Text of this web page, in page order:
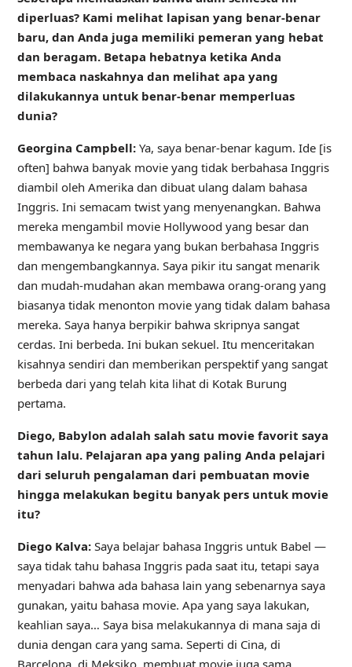
diperluas? Kami melihat lapisan yang benar-benar
baru, dan Anda juga memiliki pemeran yang hebat
dan beragam. Betapa hebatnya ketika Anda
membaca naskahnya dan melihat apa yang
dilakukannya untuk benar-benar memperluas
dunia?
Georgina Campbell: Ya, saya benar-benar kagum. Ide [is
often] bahwa banyak movie yang tidak berbahasa Inggris
diambil oleh Amerika dan dibuat ulang dalam bahasa
Inggris. Ini semacam twist yang menyenangkan. Bahwa
mereka mengambil movie Hollywood yang besar dan
membawanya ke negara yang bukan berbahasa Inggris
dan mengembangkannya. Saya pikir itu sangat menarik
dan mudah-mudahan akan membawa orang-orang yang
biasanya tidak menonton movie yang tidak dalam bahasa
mereka. Saya hanya berpikir bahwa skripnya sangat
cerdas. Ini berbeda. Ini bukan sekuel. Itu menceritakan
kisahnya sendiri dan memberikan perspektif yang sangat
berbeda dari yang telah kita lihat di Kotak Burung
pertama.
Diego, Babylon adalah salah satu movie favorit saya
tahun lalu. Pelajaran apa yang paling Anda pelajari
dari seluruh pengalaman dari pembuatan movie
hingga melakukan begitu banyak pers untuk movie
itu?
Diego Kalva: Saya belajar bahasa Inggris untuk Babel —
saya tidak tahu bahasa Inggris pada saat itu, tetapi saya
menyadari bahwa ada bahasa lain yang sebenarnya saya
gunakan, yaitu bahasa movie. Apa yang saya lakukan,
keahlian saya… Saya bisa melakukannya di mana saja di
dunia dengan cara yang sama. Seperti di Cina, di
Barcelona, ​​di Meksiko, membuat movie juga sama.